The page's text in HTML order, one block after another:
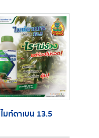
ไมท์ดาเบน 13.5